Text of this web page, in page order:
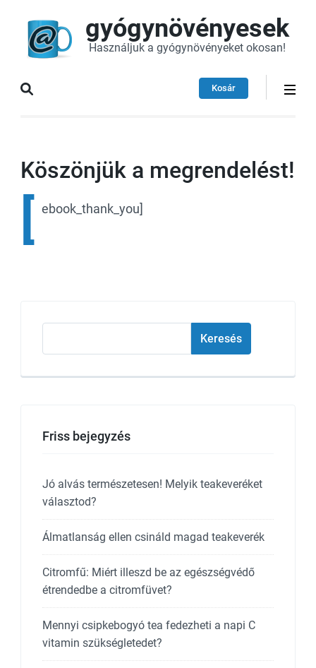
gyógynövényesek
Használjuk a gyógynövényeket okosan!
Kosár
Köszönjük a megrendelést!
[ ebook_thank_you]
Keresés
Friss bejegyzés
Jó alvás természetesen! Melyik teakeveréket
választod?
Álmatlanság ellen csináld magad teakeverék
Citromfű: Miért illeszd be az egészségvédő
étrendedbe a citromfüvet?
Mennyi csipkebogyó tea fedezheti a napi C
vitamin szükségletedet?